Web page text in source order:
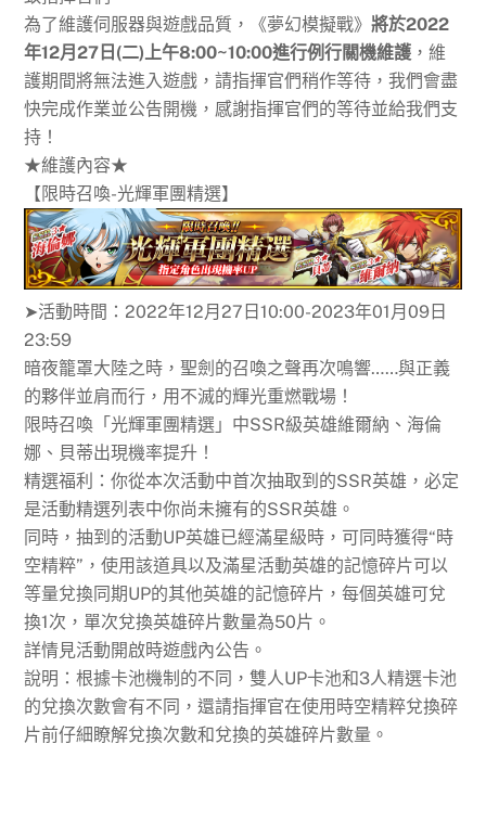
為了維護伺服器與遊戲品質，《夢幻模擬戰》將於2022
年12月27日(二)上午8:00~10:00進行例行關機維護 ，維
護期間將無法進入遊戲，請指揮官們稍作等待，我們會盡
快完成作業並公告開機，感謝指揮官們的等待並給我們支
持！
★維護內容★
【限時召喚-光輝軍團精選】
➤活動時間：2022年12月27日10:00-2023年01月09日
23:59
暗夜籠罩大陸之時，聖劍的召喚之聲再次鳴響……與正義
的夥伴並肩而行，用不滅的輝光重燃戰場！
限時召喚「光輝軍團精選」中SSR級英雄維爾納、海倫
娜、貝蒂出現機率提升！
精選福利：你從本次活動中首次抽取到的SSR英雄，必定
是活動精選列表中你尚未擁有的SSR英雄。
同時，抽到的活動UP英雄已經滿星級時，可同時獲得“時
空精粹”，使用該道具以及滿星活動英雄的記憶碎片可以
等量兌換同期UP的其他英雄的記憶碎片，每個英雄可兌
換1次，單次兌換英雄碎片數量為50片。
詳情見活動開啟時遊戲內公告。
說明：根據卡池機制的不同，雙人UP卡池和3人精選卡池
的兌換次數會有不同，還請指揮官在使用時空精粹兌換碎
片前仔細瞭解兌換次數和兌換的英雄碎片數量。